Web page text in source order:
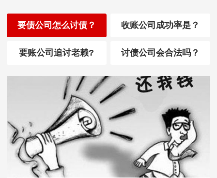
要债公司怎么讨债？ 收账公司成功率是？
要账公司追讨老赖? 讨债公司会合法吗？